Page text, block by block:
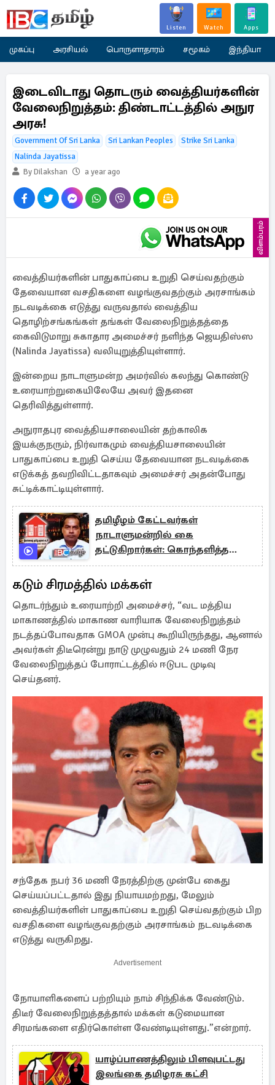
Listen Watch Apps
முகப்பு அரசியல் பொருளாதாரம் சமூகம் இந்தியா
இடைவிடாது தொடரும் வைத்தியர்களின்
வேலைநிறுத்தம்: திண்டாட்டத்தில் அநுர
அரசு!
Government Of Sri Lanka Sri Lankan Peoples
Strike Sri Lanka
Nalinda Jayatissa
By Dilakshan
a year ago
விளம்பரம்
வைத்தியர்களின் பாதுகாப்பை உறுதி செய்வதற்கும்
தேவையான வசதிகளை வழங்குவதற்கும் அரசாங்கம்
நடவடிக்கை எடுத்து வருவதால் வைத்திய
தொழிற்சங்கங்கள் தங்கள் வேலைநிறுத்தத்தை
கைவிடுமாறு சுகாதார அமைச்சர் நளிந்த ஜெயதிஸ்ஸ
(Nalinda Jayatissa) வலியுறுத்தியுள்ளார்.
இன்றைய நாடாளுமன்ற அமர்வில் கலந்து கொண்டு
உரையாற்றுகையிலேயே அவர் இதனை
தெரிவித்துள்ளார்.
அநுராதபுர வைத்தியசாலையின் தற்காலிக
இயக்குநரும், நிர்வாகமும் வைத்தியசாலையின்
பாதுகாப்பை உறுதி செய்ய தேவையான நடவடிக்கை
எடுக்கத் தவறிவிட்டதாகவும் அமைச்சர் அதன்போது
சுட்டிக்காட்டியுள்ளார்.
தமிழீழம் கேட்டவர்கள்
நாடாளுமன்றில் கை
தட்டுகிறார்கள்: கொந்தளித்த
தமிழரசின் புதிய உறுப்பினர்
கடும் சிரமத்தில் மக்கள்
தொடர்ந்தும் உரையாற்றி அமைச்சர், “வட மத்திய
மாகாணத்தில் மாகாண வாரியாக வேலைநிறுத்தம்
நடத்தப்போவதாக GMOA முன்பு கூறியிருந்தது, ஆனால்
அவர்கள் திடீரென்று நாடு முழுவதும் 24 மணி நேர
வேலைநிறுத்தப் போராட்டத்தில் ஈடுபட முடிவு
செய்தனர்.
சந்தேக நபர் 36 மணி நேரத்திற்கு முன்பே கைது
செய்யப்பட்டதால் இது நியாயமற்றது, மேலும்
வைத்தியர்களிள் பாதுகாப்பை உறுதி செய்வதற்கும் பிற
வசதிகளை வழங்குவதற்கும் அரசாங்கம் நடவடிக்கை
எடுத்து வருகிறது.
Advertisement
நோயாளிகளைப் பற்றியும் நாம் சிந்திக்க வேண்டும்.
திடீர் வேலைநிறுத்தத்தால் மக்கள் கடுமையான
சிரமங்களை எதிர்கொள்ள வேண்டியுள்ளது.”என்றார்.
யாழ்ப்பாணத்திலும் பிளவுபட்டது
இலங்கை தமிழரசு கட்சி